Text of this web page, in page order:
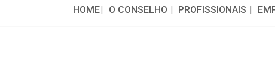
HOME O CONSELHO PROFISSIONAIS